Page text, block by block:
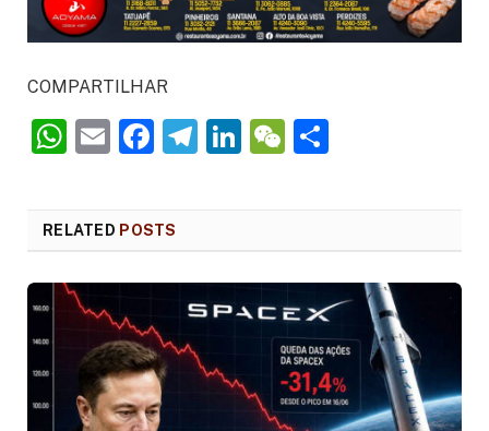
COMPARTILHAR
WhatsApp
EmailFacebook
Telegram
LinkedIn
WeChat
RELATED POSTS